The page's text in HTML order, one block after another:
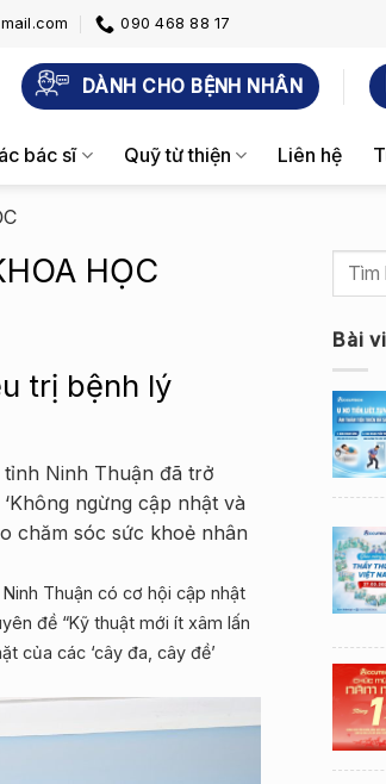
090 468 88 17
DÀNH CHO BỆNH NHÂN
bác sĩ Quỹ từ thiện Liên hệ
HỌC
trị bệnh lý
Ninh Thuận đã trở
ngừng cập nhật và
chăm sóc sức khoẻ nhân
Thuận có cơ hội cập nhật
đề “Kỹ thuật mới ít xâm lấn
của các ‘cây đa, cây đề’
Bài